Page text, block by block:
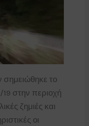
σημειώθηκε το
στην περιοχή
ζημιές και
οι